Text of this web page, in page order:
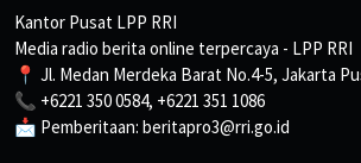
Kantor Pusat LPP RRI
Media radio berita online terpercaya - LPP RRI
📍 Jl. Medan Merdeka Barat No.4-5, Jakarta
📞 +6221 350 0584, +6221 351 1086
📩 Pemberitaan: beritapro3@rri.go.id